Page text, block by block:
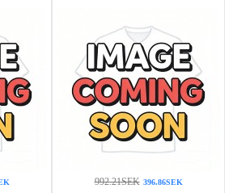
992.21SEK 396.86SEK